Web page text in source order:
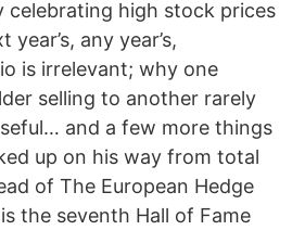
celebrating high stock prices
any year’s,
is irrelevant; why one
selling to another rarely
and a few more things
up on his way from total
of The European Hedge
the seventh Hall of Fame